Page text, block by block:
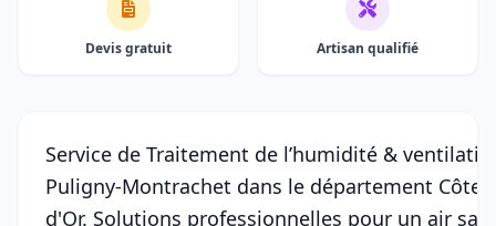
Devis gratuit Artisan qualifié
Service de Traitement de l’humidité &
Puligny-Montrachet dans le département Côte-
d'Or. Solutions professionnelles pour un air